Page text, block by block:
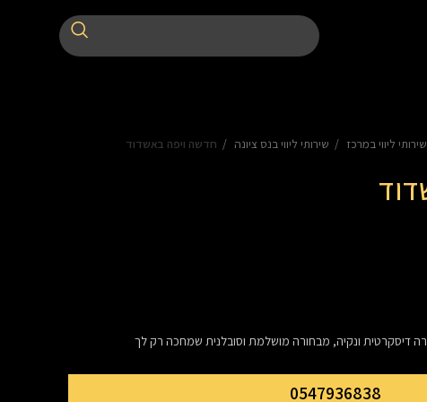
שירותי ליווי במרכז שירותי ליווי בנס ציונה חדשה ויפה באשדוד
דיסקרטית ונקיה, מבחורה מושלמת וסובלנית שמחכה רק לך
0547936838